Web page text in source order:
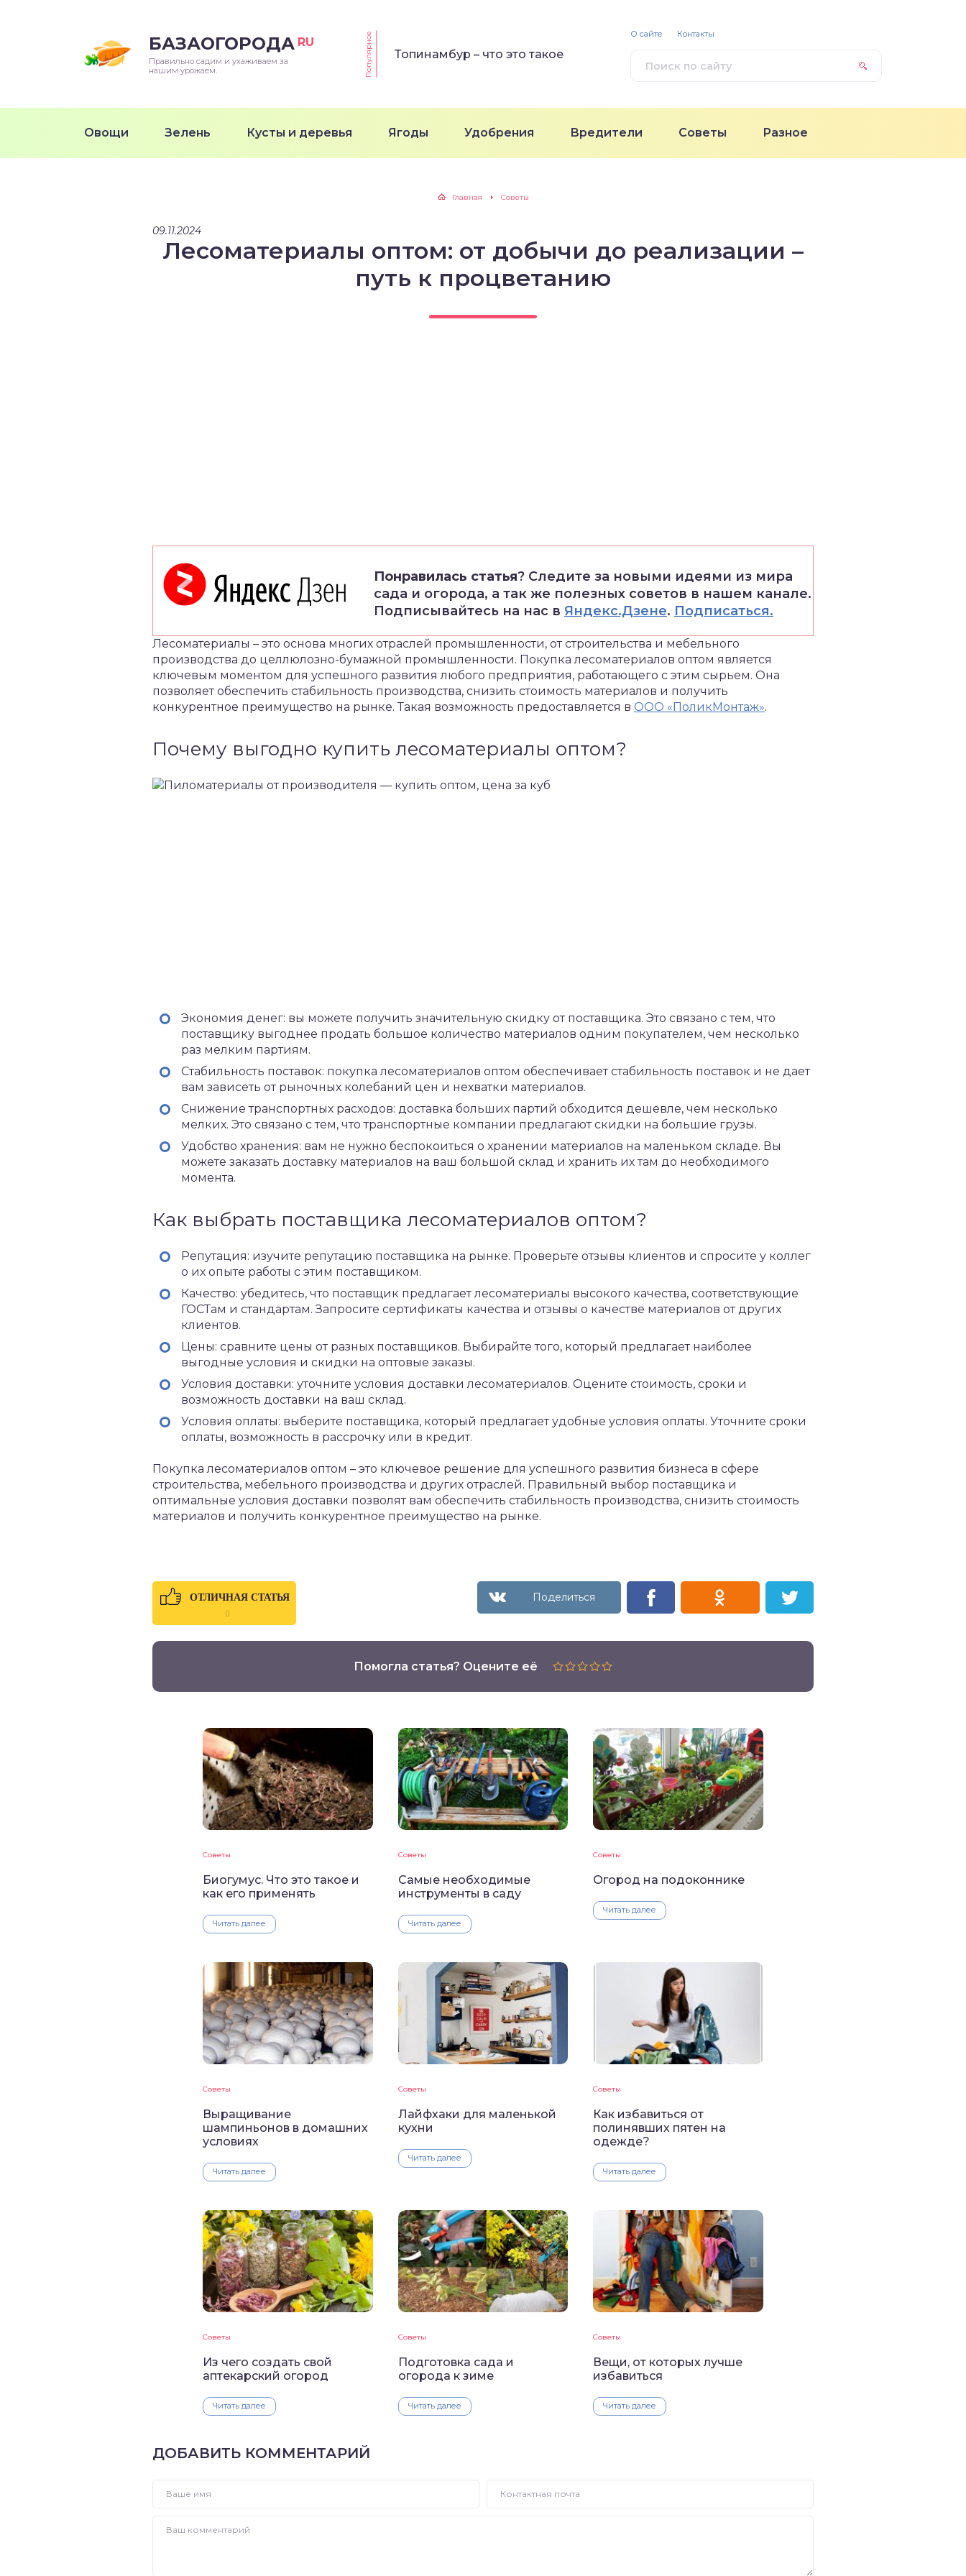
БАЗАОГОРОДА RU
Правильно садим и ухаживаем за
нашим урожаем.
Популярное Топинамбур – что это такое
Овощи Зелень Кусты и деревья Ягоды Удобрения Вредители Советы Разное
О сайте Контакты
Главная Советы
09.11.2024
Лесоматериалы оптом: от добычи до реализации –
путь к процветанию
Понравилась статья? Следите за новыми идеями из мира
сада и огорода, а так же полезных советов в нашем канале.
Подписывайтесь на нас в Яндекс.Дзене. Подписаться.
Лесоматериалы – это основа многих отраслей промышленности, от строительства и мебельного
производства до целлюлозно-бумажной промышленности. Покупка лесоматериалов оптом является
ключевым моментом для успешного развития любого предприятия, работающего с этим сырьем. Она
позволяет обеспечить стабильность производства, снизить стоимость материалов и получить
конкурентное преимущество на рынке. Такая возможность предоставляется в ООО «ПоликМонтаж».
Почему выгодно купить лесоматериалы оптом?
Экономия денег: вы можете получить значительную скидку от поставщика. Это связано с тем, что
поставщику выгоднее продать большое количество материалов одним покупателем, чем несколько
раз мелким партиям.
Стабильность поставок: покупка лесоматериалов оптом обеспечивает стабильность поставок и не дает
вам зависеть от рыночных колебаний цен и нехватки материалов.
Снижение транспортных расходов: доставка больших партий обходится дешевле, чем несколько
мелких. Это связано с тем, что транспортные компании предлагают скидки на большие грузы.
Удобство хранения: вам не нужно беспокоиться о хранении материалов на маленьком складе. Вы
можете заказать доставку материалов на ваш большой склад и хранить их там до необходимого
момента.
Как выбрать поставщика лесоматериалов оптом?
Репутация: изучите репутацию поставщика на рынке. Проверьте отзывы клиентов и спросите у коллег
о их опыте работы с этим поставщиком.
Качество: убедитесь, что поставщик предлагает лесоматериалы высокого качества, соответствующие
ГОСТам и стандартам. Запросите сертификаты качества и отзывы о качестве материалов от других
клиентов.
Цены: сравните цены от разных поставщиков. Выбирайте того, который предлагает наиболее
выгодные условия и скидки на оптовые заказы.
Условия доставки: уточните условия доставки лесоматериалов. Оцените стоимость, сроки и
возможность доставки на ваш склад.
Условия оплаты: выберите поставщика, который предлагает удобные условия оплаты. Уточните сроки
оплаты, возможность в рассрочку или в кредит.
Покупка лесоматериалов оптом – это ключевое решение для успешного развития бизнеса в сфере
строительства, мебельного производства и других отраслей. Правильный выбор поставщика и
оптимальные условия доставки позволят вам обеспечить стабильность производства, снизить стоимость
материалов и получить конкурентное преимущество на рынке.
ОТЛИЧНАЯ СТАТЬЯ
0
Помогла статья? Оцените её
Советы
Биогумус. Что это такое и
как его применять
Читать далее
Советы
Самые необходимые
инструменты в саду
Читать далее
Советы
Огород на подоконнике
Читать далее
Советы
Выращивание
шампиньонов в домашних
условиях
Читать далее
Советы
Лайфхаки для маленькой
кухни
Читать далее
Советы
Как избавиться от
полинявших пятен на
одежде?
Читать далее
Советы
Из чего создать свой
аптекарский огород
Читать далее
Советы
Подготовка сада и
огорода к зиме
Читать далее
Советы
Вещи, от которых лучше
избавиться
Читать далее
ДОБАВИТЬ КОММЕНТАРИЙ